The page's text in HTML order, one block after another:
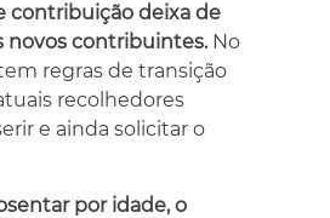
contribuição deixa de
novos contribuintes. No
regras de transição
recolhedores
e ainda solicitar o
por idade, o